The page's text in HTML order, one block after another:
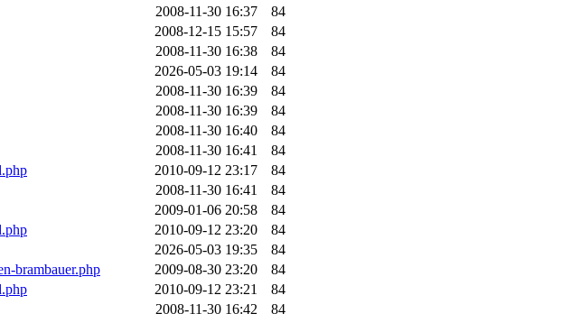
2008-11-30 16:37
84
2008-12-15 15:57
84
2008-11-30 16:38
84
2026-05-03 19:14
84
2008-11-30 16:39
84
2008-11-30 16:39
84
2008-11-30 16:40
84
2008-11-30 16:41
84
2010-09-12 23:17
84
2008-11-30 16:41
84
2009-01-06 20:58
84
2010-09-12 23:20
84
2026-05-03 19:35
84
brambauer.php
2009-08-30 23:20
84
2010-09-12 23:21
84
2008-11-30 16:42
84